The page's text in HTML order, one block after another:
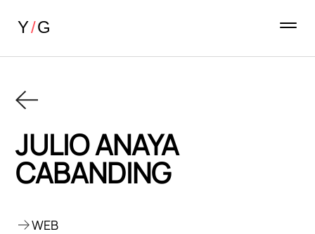
JULIO ANAYA
CABANDING
WEB